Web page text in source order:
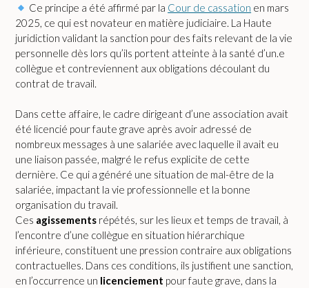
Ce principe a été affirmé par la Cour de cassation en mars
2025, ce qui est novateur en matière judiciaire. La Haute
juridiction validant la sanction pour des faits relevant de la vie
personnelle dès lors qu’ils portent atteinte à la santé d’un.e
collègue et contreviennent aux obligations découlant du
contrat de travail.
Dans cette affaire, le cadre dirigeant d’une association avait
été licencié pour faute grave après avoir adressé de
nombreux messages à une salariée avec laquelle il avait eu
une liaison passée, malgré le refus explicite de cette
dernière. Ce qui a généré une situation de mal-être de la
salariée, impactant la vie professionnelle et la bonne
organisation du travail.
Ces agissements répétés, sur les lieux et temps de travail, à
l’encontre d’une collègue en situation hiérarchique
inférieure, constituent une pression contraire aux obligations
contractuelles. Dans ces conditions, ils justifient une sanction,
en l’occurrence un licenciement pour faute grave, dans la